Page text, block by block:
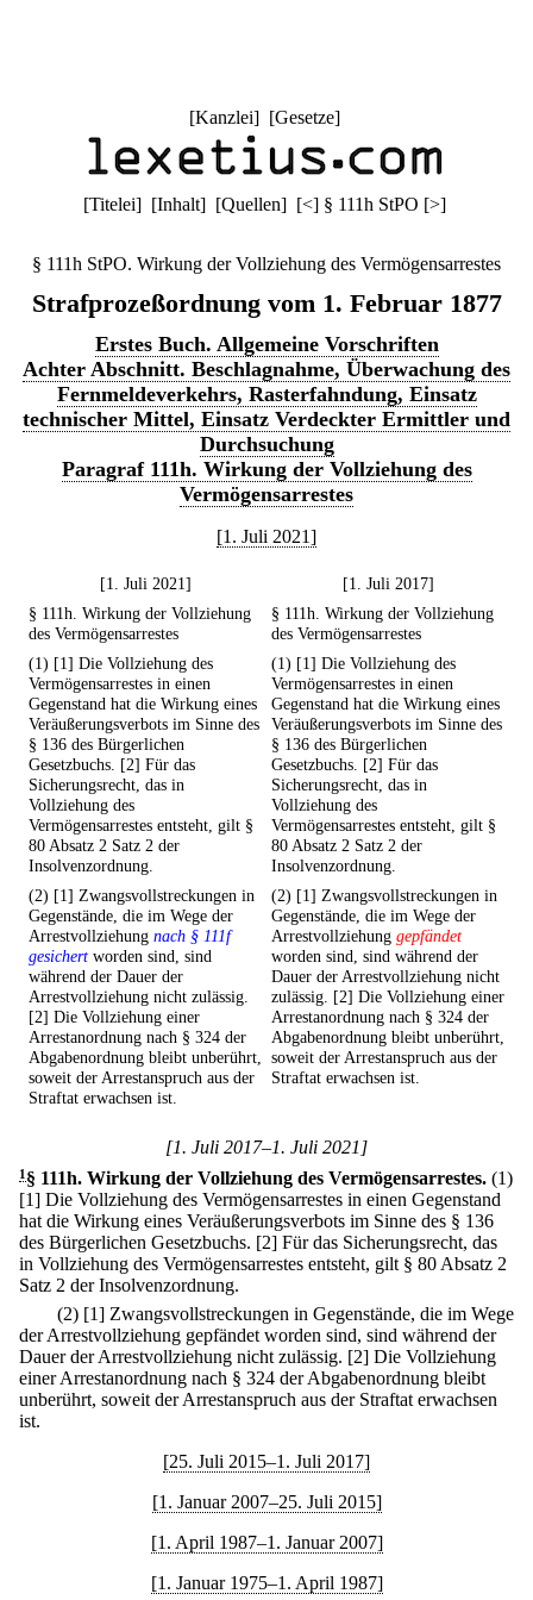
[Kanzlei] [Gesetze]
[Titelei] [Inhalt] [Quellen] [<] § 111h StPO [>]
§ 111h StPO. Wirkung der Vollziehung des Vermögensarrestes
Strafprozeßordnung vom 1. Februar 1877
Erstes Buch. Allgemeine Vorschriften
Achter Abschnitt. Beschlagnahme, Überwachung des
Fernmeldeverkehrs, Rasterfahndung, Einsatz
technischer Mittel, Einsatz Verdeckter Ermittler und
Durchsuchung
Paragraf 111h. Wirkung der Vollziehung des
Vermögensarrestes
[1. Juli 2021]
[1. Juli 2021]
[1. Juli 2017]
§ 111h. Wirkung der Vollziehung
des Vermögensarrestes
§ 111h. Wirkung der Vollziehung
des Vermögensarrestes
(1) [1] Die Vollziehung des
Vermögensarrestes in einen
Gegenstand hat die Wirkung eines
Veräußerungsverbots im Sinne des
§ 136 des Bürgerlichen
Gesetzbuchs. [2] Für das
Sicherungsrecht, das in
Vollziehung des
Vermögensarrestes entsteht, gilt §
80 Absatz 2 Satz 2 der
Insolvenzordnung.
(1) [1] Die Vollziehung des
Vermögensarrestes in einen
Gegenstand hat die Wirkung eines
Veräußerungsverbots im Sinne des
§ 136 des Bürgerlichen
Gesetzbuchs. [2] Für das
Sicherungsrecht, das in
Vollziehung des
Vermögensarrestes entsteht, gilt §
80 Absatz 2 Satz 2 der
Insolvenzordnung.
(2) [1] Zwangsvollstreckungen in
Gegenstände, die im Wege der
Arrestvollziehung nach § 111f
gesichert worden sind, sind
während der Dauer der
Arrestvollziehung nicht zulässig.
[2] Die Vollziehung einer
Arrestanordnung nach § 324 der
Abgabenordnung bleibt unberührt,
soweit der Arrestanspruch aus der
Straftat erwachsen ist.
(2) [1] Zwangsvollstreckungen in
Gegenstände, die im Wege der
Arrestvollziehung gepfändet
worden sind, sind während der
Dauer der Arrestvollziehung nicht
zulässig. [2] Die Vollziehung einer
Arrestanordnung nach § 324 der
Abgabenordnung bleibt unberührt,
soweit der Arrestanspruch aus der
Straftat erwachsen ist.
[1. Juli 2017–1. Juli 2021]
1§ 111h. Wirkung der Vollziehung des Vermögensarrestes. (1)
[1] Die Vollziehung des Vermögensarrestes in einen Gegenstand
hat die Wirkung eines Veräußerungsverbots im Sinne des § 136
des Bürgerlichen Gesetzbuchs. [2] Für das Sicherungsrecht, das
in Vollziehung des Vermögensarrestes entsteht, gilt § 80 Absatz 2
Satz 2 der Insolvenzordnung.
(2) [1] Zwangsvollstreckungen in Gegenstände, die im Wege
der Arrestvollziehung gepfändet worden sind, sind während der
Dauer der Arrestvollziehung nicht zulässig. [2] Die Vollziehung
einer Arrestanordnung nach § 324 der Abgabenordnung bleibt
unberührt, soweit der Arrestanspruch aus der Straftat erwachsen
ist.
[25. Juli 2015–1. Juli 2017]
[1. Januar 2007–25. Juli 2015]
[1. April 1987–1. Januar 2007]
[1. Januar 1975–1. April 1987]